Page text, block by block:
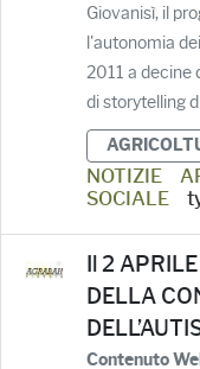
Giovanisì, il
l'autonomia
2011 a decine
di storytelling
NOTIZIE
SOCIALE
Il 2
DELLA
Contenuto